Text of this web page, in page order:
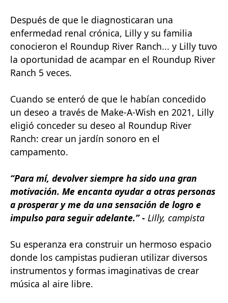
Después de que le diagnosticaran una
enfermedad renal crónica, Lilly y su familia
conocieron el Roundup River Ranch... y Lilly tuvo
la oportunidad de acampar en el Roundup River
Ranch 5 veces.
Cuando se enteró de que le habían concedido
un deseo a través de Make-A-Wish en 2021, Lilly
eligió conceder su deseo al Roundup River
Ranch: crear un jardín sonoro en el
campamento.
“Para mí, devolver siempre ha sido una gran
motivación. Me encanta ayudar a otras personas
a prosperar y me da una sensación de logro e
impulso para seguir adelante.” - Lilly, campista
Su esperanza era construir un hermoso espacio
donde los campistas pudieran utilizar diversos
instrumentos y formas imaginativas de crear
música al aire libre.